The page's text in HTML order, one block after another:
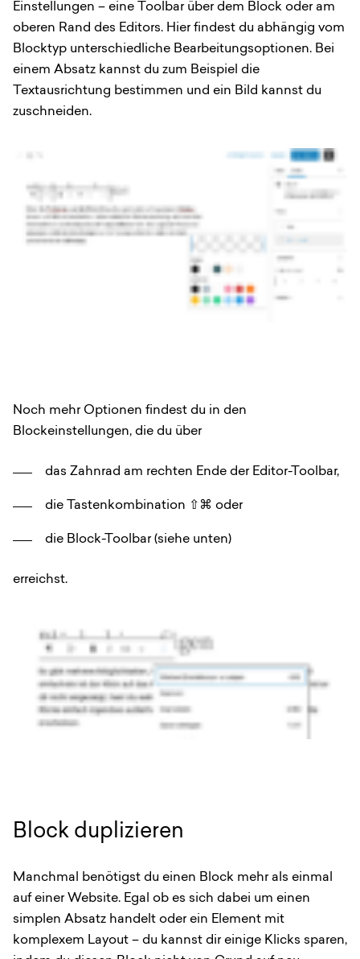
Einstellungen – eine Toolbar über dem Block oder am
oberen Rand des Editors. Hier findest du abhängig vom
Blocktyp unterschiedliche Bearbeitungsoptionen. Bei
einem Absatz kannst du zum Beispiel die
Textausrichtung bestimmen und ein Bild kannst du
zuschneiden.
Noch mehr Optionen findest du in den
Blockeinstellungen, die du über
das Zahnrad am rechten Ende der Editor-Toolbar,
die Tastenkombination ⇧⌘ oder
die Block-Toolbar (siehe unten)
erreichst.
Block duplizieren
Manchmal benötigst du einen Block mehr als einmal
auf einer Website. Egal ob es sich dabei um einen
simplen Absatz handelt oder ein Element mit
komplexem Layout – du kannst dir einige Klicks sparen,